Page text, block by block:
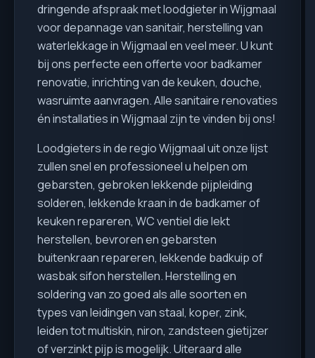
dringende afspraak met loodgieter in Wijgmaal
voor depannage van sanitair, herstelling van
waterlekkage in Wijgmaal en veel meer. U kunt
bij ons perfecte een offerte voor badkamer
renovatie, inrichting van de keuken, douche,
wasruimte aanvragen. Alle sanitaire renovaties
én installaties in Wijgmaal zijn te vinden bij ons!
Loodgieters in de regio Wijgmaal uit onze lijst
zullen snel en professioneel u helpen om
gebarsten, gebroken lekkende pijpleiding
solderen, lekkende kraan in de badkamer of
keuken repareren, WC ventiel die lekt
herstellen, bevroren en gebarsten
buitenkraan repareren, lekkende badkuip of
wasbak sifon herstellen. Herstelling en
soldering van zo goed als alle soorten en
types van leidingen van staal, koper, zink,
leiden tot multiskin, niron, zandsteen gietijzer
of verzinkt pijp is mogelijk. Uiteraard alle